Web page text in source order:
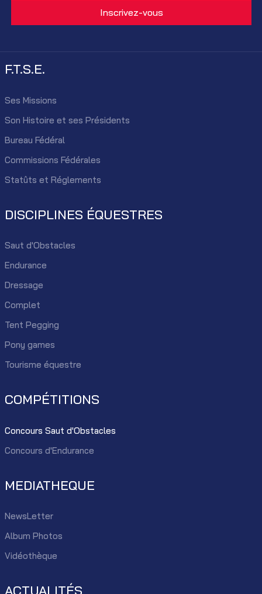
F.T.S.E.
Ses Missions
Son Histoire et ses Présidents
Bureau Fédéral
Commissions Fédérales
Statûts et Réglements
DISCIPLINES ÉQUESTRES
Saut d'Obstacles
Endurance
Dressage
Complet
Tent Pegging
Pony games
Tourisme équestre
COMPÉTITIONS
Concours Saut d'Obstacles
Concours d'Endurance
MEDIATHEQUE
NewsLetter
Album Photos
Vidéothèque
ACTUALITÉS